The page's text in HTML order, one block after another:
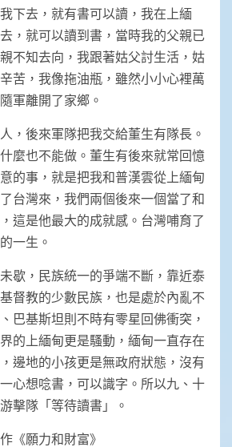
下去，就有書可以讀，我在上緬
，就可以讀到書，當時我的父親已
不知去向，我跟著姑父討生活，姑
苦，我像拖油瓶，雖然小小心裡萬
軍離開了家鄉。
，後來軍隊把我交給董生有隊長。
麼也不能做。董生有後來就常回憶
的事，就是把我和普漢雲從上緬甸
台灣來，我們兩個後來一個當了和
這是他最大的成就感。台灣哺育了
一生。
歇，民族統一的爭端不斷，靠近泰
督教的少數民族，也是處於內亂不
巴基斯坦則不時有零星回佛衝突，
的上緬甸更是騷動，緬甸一直存在
邊地的小孩更是無政府狀態，沒有
心想唸書，可以識字。所以九、十
擊隊「等待讀書」。
《願力和財富》